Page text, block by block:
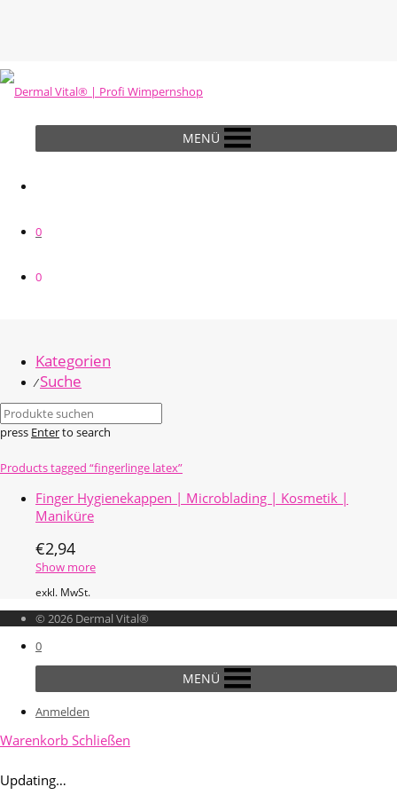
MENÜ
0
0
Kategorien
⁄ Suche
press Enterto search
Products tagged “fingerlinge latex”
Finger Hygienekappen | Microblading | Kosmetik |
Maniküre
€2,94
Show more
exkl. MwSt.
© 2026 Dermal Vital®
0
MENÜ
Anmelden
Warenkorb Schließen
Updating…